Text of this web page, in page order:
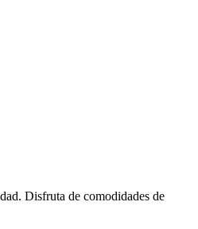
Disfruta de comodidades de